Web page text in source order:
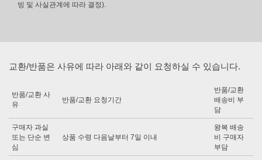
빙 및 사실관계에 따라 결정).
교환/반품은 사유에 따라 아래와 같이 요청하실 수 있습니다.
반품/교환 사
유
반품/교환 요청기간
반품/교환
배송비 부
담
구매자 과실
또는 단순 변
심
상품 수령 다음날부터 7일 이내
왕복 배송
비 구매자
부담